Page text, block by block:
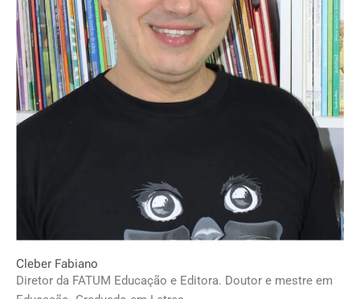
Cleber Fabiano
Diretor da FATUM Educação e Editora. Doutor e mestre em